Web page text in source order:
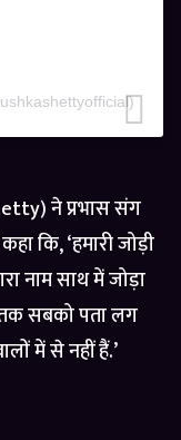
ने प्रभास संग
कि, ‘हमारी जोड़ी
नाम साथ में जोड़ा
सबको पता लग
में से नहीं हैं.’